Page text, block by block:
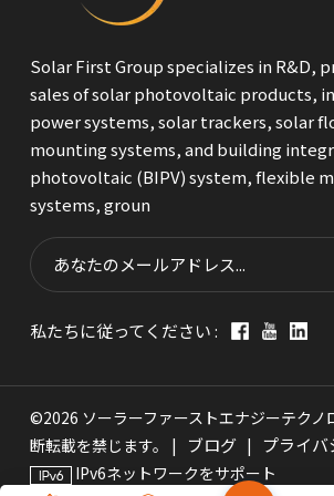
Solar First Group specializes in R&D,
sales of solar photovoltaic products,
power systems, solar trackers, solar
mounting systems, and building
photovoltaic (BIPV) system, flexible
systems, groun
私たちに従ってください :
©2026 ソーラーファーストエナジーテクノ
断転載を禁じます。 |
ブログ プライバ
IPv6ネットワークをサポート